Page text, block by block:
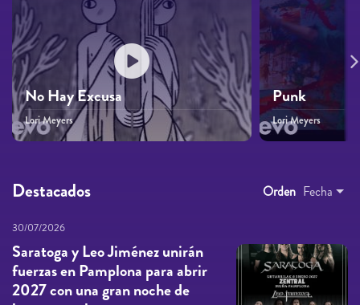
No Hay Excusa
Lori Meyers
Punk
Lori Meyers
Destacados Orden Fecha
30/07/2026
Saratoga y Leo Jiménez unirán
fuerzas en Pamplona para abrir
2027 con una gran noche de